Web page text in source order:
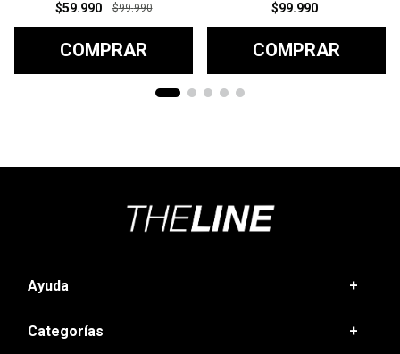
$59.990 $99.990
COMPRAR
$99.990
COMPRAR
Ayuda +
Preguntas frecuentes
Categorías +